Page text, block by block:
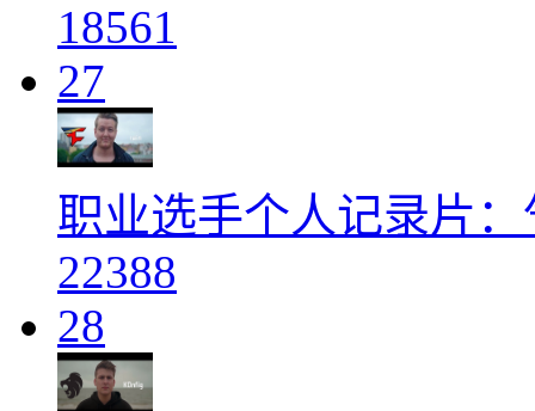
18561
27
职业选手个人记录片
22388
28